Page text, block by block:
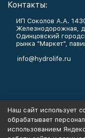
Контакты:
ИП Соколов А.А.
Железнодорожная,
Одинцовский
рынка "Маркет",
info@hydrolife.ru
Информация
Наш сайт использует
обрабатывает
использованием